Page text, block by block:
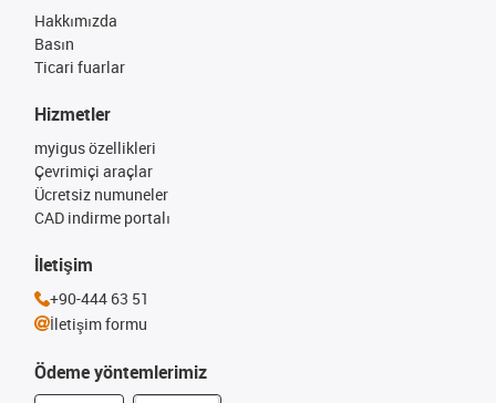
Hakkımızda
Basın
Ticari fuarlar
Ödeme yöntemlerimiz
Hizmetler
myigus özellikleri
Çevrimiçi araçlar
Ücretsiz numuneler
CAD indirme portalı
İletişim
+90-444 63 51
İletişim formu